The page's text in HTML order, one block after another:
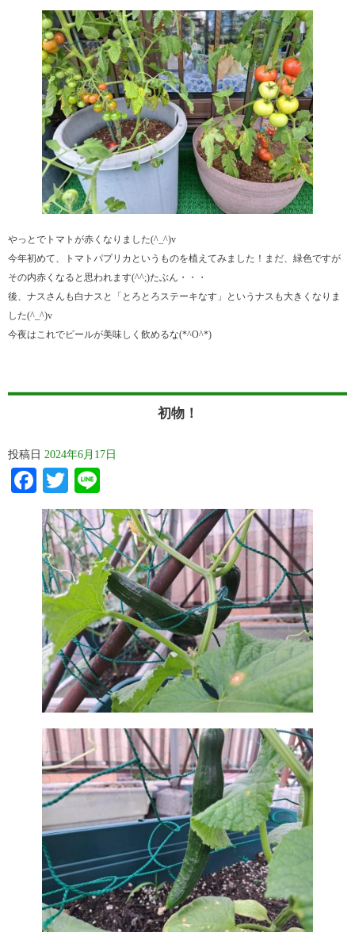
やっとでトマトが赤くなりました(^_^)v
今年初めて、トマトパプリカというものを植えてみました！まだ、緑色ですが
その内赤くなると思われます(^^;)たぶん・・・
後、ナスさんも白ナスと「とろとろステーキなす」というナスも大きくなりま
した(^_^)v
今夜はこれでビールが美味しく飲めるな(*^O^*)
初物！
投稿日 2024年6月17日
Facebook
Twitter